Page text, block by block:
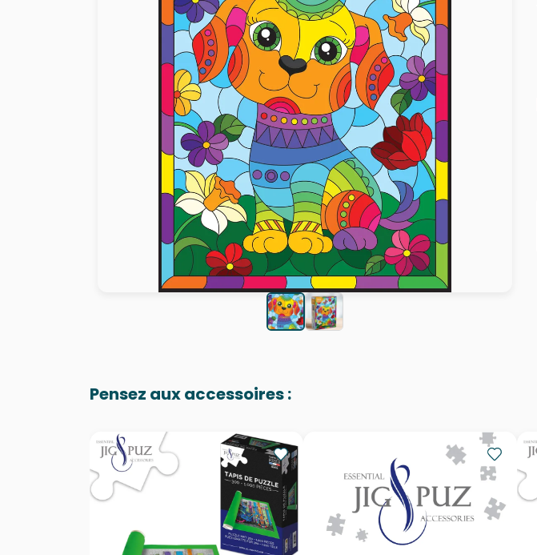
Pensez aux accessoires :